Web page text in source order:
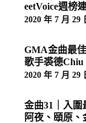
eetVoice週榜
2020 年 7 月 29
GMA金曲最
歌手裘德
2020 年 7 月 29
金曲31｜入
阿夜、頤原、